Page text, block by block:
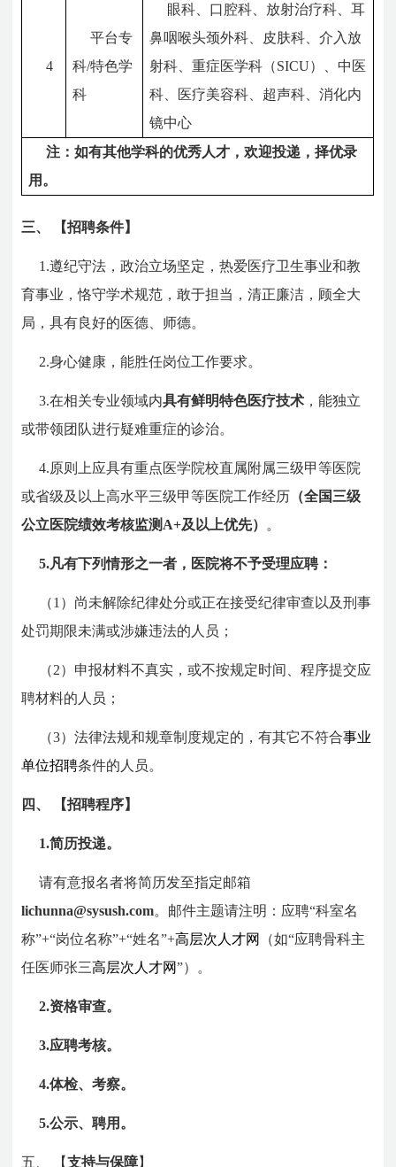
4
平台专
科/特色学
科
眼科、口腔科、放射治疗科、耳
鼻咽喉头颈外科、皮肤科、介入放
射科、重症医学科（SICU）、中医
科、医疗美容科、超声科、消化内
镜中心
注：如有其他学科的优秀人才，欢迎投递，择优录
用。
三、 【招聘条件】
1.遵纪守法，政治立场坚定，热爱医疗卫生事业和教
育事业，恪守学术规范，敢于担当，清正廉洁，顾全大
局，具有良好的医德、师德。
2.身心健康，能胜任岗位工作要求。
3.在相关专业领域内具有鲜明特色医疗技术 ，能独立
或带领团队进行疑难重症的诊治。
4.原则上应具有重点医学院校直属附属三级甲等医院
或省级及以上高水平三级甲等医院工作经历 （全国三级
公立医院绩效考核监测A+及以上优先） 。
5.凡有下列情形之一者，医院将不予受理应聘：
（1）尚未解除纪律处分或正在接受纪律审查以及刑事
处罚期限未满或涉嫌违法的人员；
（2）申报材料不真实，或不按规定时间、程序提交应
聘材料的人员；
（3）法律法规和规章制度规定的，有其它不符合事业
单位招聘条件的人员。
四、 【招聘程序】
1.简历投递。
请有意报名者将简历发至指定邮箱
lichunna@sysush.com。邮件主题请注明：应聘“科室名
称”+“岗位名称”+“姓名”+高层次人才网
（如“应聘骨科主
任医师张三高层次人才网”）。
2.资格审查。
3.应聘考核。
4.体检、考察。
5.公示、聘用。
五、 【支持与保障】